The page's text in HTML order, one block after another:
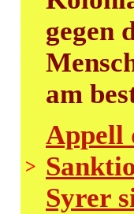
gegen
am
>
Appell
Syrer